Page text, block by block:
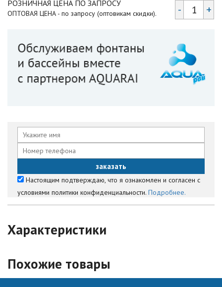
РОЗНИЧНАЯ ЦЕНА ПО ЗАПРОСУ
ОПТОВАЯ ЦЕНА - по запросу (оптовикам скидки). - +
Настоящим подтверждаю, что я ознакомлен и согласен с
условиями политики конфиденциальности. Подробнее.
Характеристики
Похожие товары